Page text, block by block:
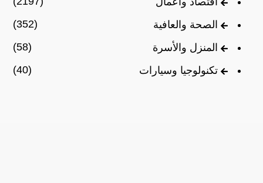
الصحة والعافية
(352)
المنزل والأسرة
(58)
تكنولوجيا وسيارات
(40)